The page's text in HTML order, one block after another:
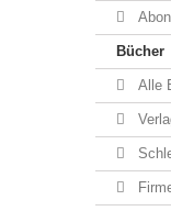
Bücher
Alle